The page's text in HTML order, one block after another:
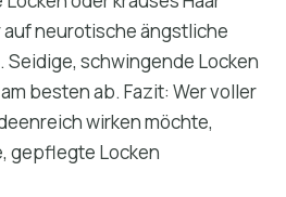
neurotische ängstliche
schwingende Locken
besten ab. Fazit: Wer voller
wirken möchte,
gepflegte Locken